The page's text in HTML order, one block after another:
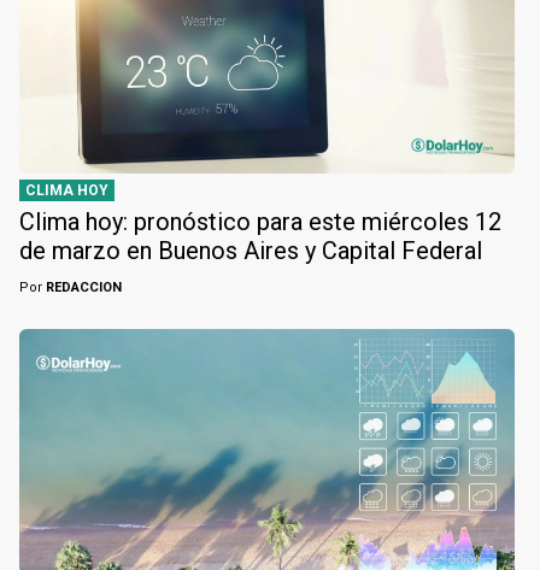
CLIMA HOY
Clima hoy: pronóstico para este miércoles 12
de marzo en Buenos Aires y Capital Federal
Por REDACCION